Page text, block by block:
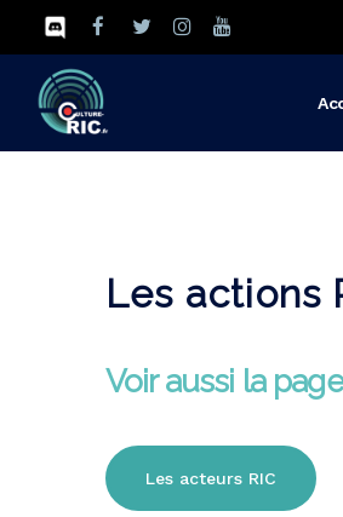
Les actions
Voir aussi la
Les acteurs RIC